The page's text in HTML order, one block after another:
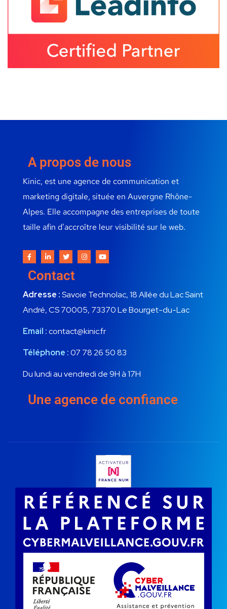
A propos de nous
Kinic, est une agence de communication et
marketing digitale, située en Auvergne Rhône-
Alpes. Elle accompagne des entreprises de toute
taille afin d’accroître leur visibilité sur le web.
Contact
Adresse :Savoie Technolac, 18 Allée du Lac Saint
André, CS 70005, 73370 Le Bourget-du-Lac
Email :contact@kinic.fr
Téléphone :07 78 26 50 83
Du lundi au vendredi de 9H à 17H
Une agence de confiance